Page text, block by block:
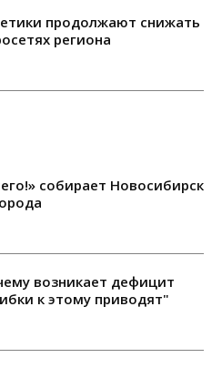
продолжают снижать
региона
собирает Новосибирск
возникает дефицит
к этому приводят"